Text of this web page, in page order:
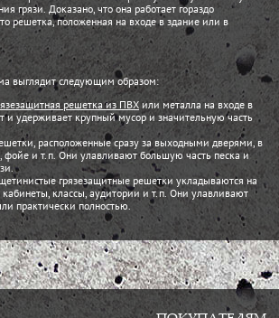
грязи. Доказано, что она работает гораздо
решетка, положенная на входе в здание или в
выглядит следующим образом:
решетка из ПВХ или металла на входе в
и удерживает крупный мусор и значительную часть
расположенные сразу за выходными дверями, в
фойе и т.п. Они улавливают большую часть песка и
грязезащитные решетки укладываются на
кабинеты, классы, аудитории и т.п. Они улавливают
практически полностью.